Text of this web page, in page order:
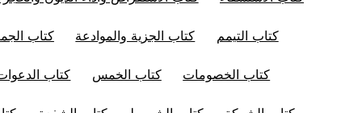
كتاب التيمم كتاب الجزية والموادعة كتاب
كتاب الخصومات كتاب الخمس كتاب